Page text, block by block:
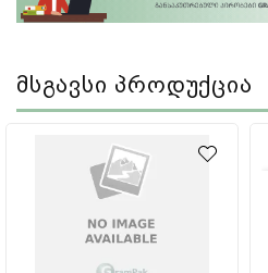
Მსგავსი Პროდუქცია